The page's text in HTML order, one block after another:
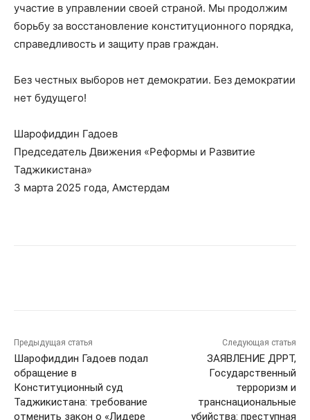
участие в управлении своей страной. Мы продолжим
борьбу за восстановление конституционного порядка,
справедливость и защиту прав граждан.
Без честных выборов нет демократии. Без демократии
нет будущего!
Шарофиддин Гадоев
Председатель Движения «Реформы и Развитие
Таджикистана»
3 марта 2025 года, Амстердам
Предыдущая статья
Шарофиддин Гадоев подал
обращение в
Конституционный суд
Таджикистана: требование
отменить закон о «Лидере
Следующая статья
ЗАЯВЛЕНИЕ ДРРТ,
Государственный
терроризм и
транснациональные
убийства: преступная